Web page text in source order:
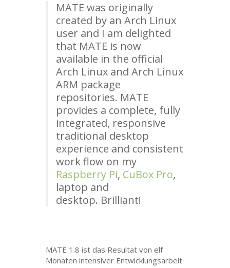
MATE was originally
created by an Arch Linux
user and I am delighted
that MATE is now
available in the official
Arch Linux and Arch Linux
ARM package
repositories. MATE
provides a complete, fully
integrated, responsive
traditional desktop
experience and consistent
work flow on my
Raspberry Pi, CuBox Pro,
laptop and
desktop. Brilliant!
MATE 1.8 ist das Resultat von elf
Monaten intensiver Entwicklungsarbeit